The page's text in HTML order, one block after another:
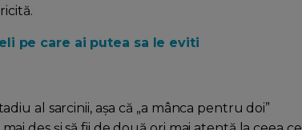
pe care ai putea sa le eviti
al sarcinii, așa că „a mânca pentru doi”